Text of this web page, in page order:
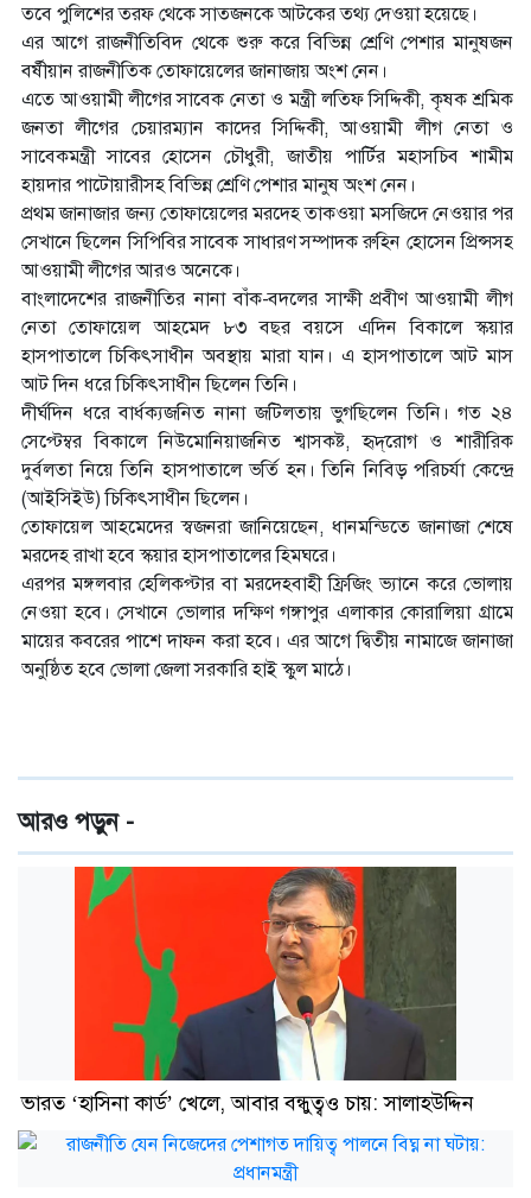
তবে পুলিশের তরফ থেকে সাতজনকে আটকের তথ্য দেওয়া হয়েছে।
এর আগে রাজনীতিবিদ থেকে শুরু করে বিভিন্ন শ্রেণি পেশার মানুষজন
বর্ষীয়ান রাজনীতিক তোফায়েলের জানাজায় অংশ নেন।
এতে আওয়ামী লীগের সাবেক নেতা ও মন্ত্রী লতিফ সিদ্দিকী, কৃষক শ্রমিক
জনতা লীগের চেয়ারম্যান কাদের সিদ্দিকী, আওয়ামী লীগ নেতা ও
সাবেকমন্ত্রী সাবের হোসেন চৌধুরী, জাতীয় পার্টির মহাসচিব শামীম
হায়দার পাটোয়ারীসহ বিভিন্ন শ্রেণি পেশার মানুষ অংশ নেন।
প্রথম জানাজার জন্য তোফায়েলের মরদেহ তাকওয়া মসজিদে নেওয়ার পর
সেখানে ছিলেন সিপিবির সাবেক সাধারণ সম্পাদক রুহিন হোসেন প্রিন্সসহ
আওয়ামী লীগের আরও অনেকে।
বাংলাদেশের রাজনীতির নানা বাঁক-বদলের সাক্ষী প্রবীণ আওয়ামী লীগ
নেতা তোফায়েল আহমেদ ৮৩ বছর বয়সে এদিন বিকালে স্কয়ার
হাসপাতালে চিকিৎসাধীন অবস্থায় মারা যান। এ হাসপাতালে আট মাস
আট দিন ধরে চিকিৎসাধীন ছিলেন তিনি।
দীর্ঘদিন ধরে বার্ধক্যজনিত নানা জটিলতায় ভুগছিলেন তিনি। গত ২৪
সেপ্টেম্বর বিকালে নিউমোনিয়াজনিত শ্বাসকষ্ট, হৃদ্‌রোগ ও শারীরিক
দুর্বলতা নিয়ে তিনি হাসপাতালে ভর্তি হন। তিনি নিবিড় পরিচর্যা কেন্দ্রে
(আইসিইউ) চিকিৎসাধীন ছিলেন।
তোফায়েল আহমেদের স্বজনরা জানিয়েছেন, ধানমন্ডিতে জানাজা শেষে
মরদেহ রাখা হবে স্কয়ার হাসপাতালের হিমঘরে।
এরপর মঙ্গলবার হেলিকপ্টার বা মরদেহবাহী ফ্রিজিং ভ্যানে করে ভোলায়
নেওয়া হবে। সেখানে ভোলার দক্ষিণ গঙ্গাপুর এলাকার কোরালিয়া গ্রামে
মায়ের কবরের পাশে দাফন করা হবে। এর আগে দ্বিতীয় নামাজে জানাজা
অনুষ্ঠিত হবে ভোলা জেলা সরকারি হাই স্কুল মাঠে।
আরও পড়ুন -
ভারত ‘হাসিনা কার্ড’ খেলে, আবার বন্ধুত্বও চায়: সালাহউদ্দিন